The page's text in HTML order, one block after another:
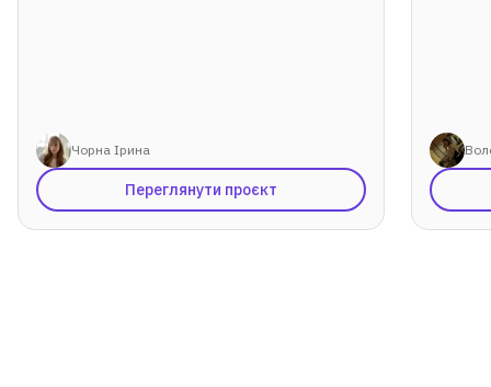
Чорна Ірина
Переглянути проєкт